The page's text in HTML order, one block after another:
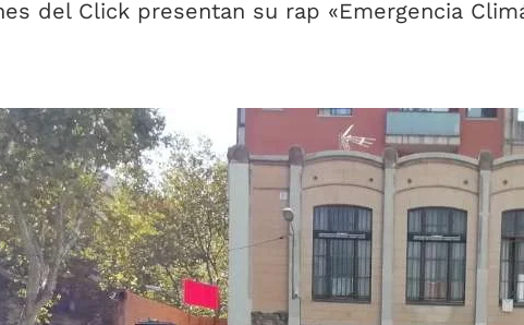
del Click presentan su rap «Emergencia